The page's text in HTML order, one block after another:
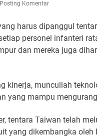
Posting Komentar
harus dipanggul
personel infanteri
dan mereka juga
kinerja, muncullah
yang mampu
tentara Taiwan telah
yang dikembangka